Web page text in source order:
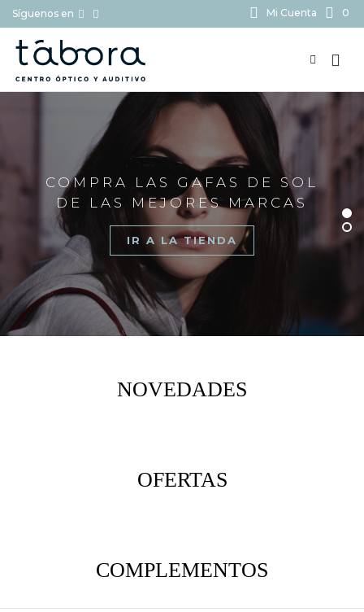
Síguenos en Mi Cuenta 0
COMPRA LAS GAFAS DE SOL
DE LAS MEJORES MARCAS
IR A LA TIENDA
NOVEDADES
OFERTAS
COMPLEMENTOS